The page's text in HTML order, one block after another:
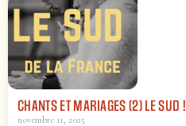
CHANTS ET MARIAGES (2) LE SUD !
novembre 11, 2025